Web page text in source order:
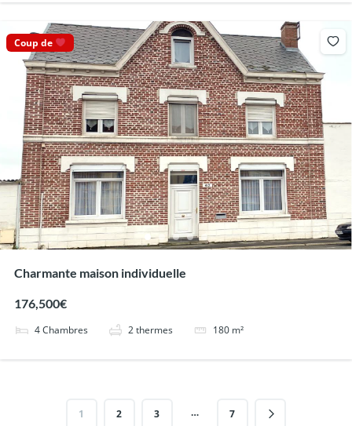
Coup de
Charmante maison individuelle
176,500€
4Chambres 2thermes 180 m²
1 2 3 … 7